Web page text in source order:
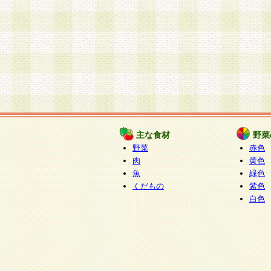
主な食材
野菜
肉
魚
くだもの
野
赤色
黄色
緑色
紫色
白色